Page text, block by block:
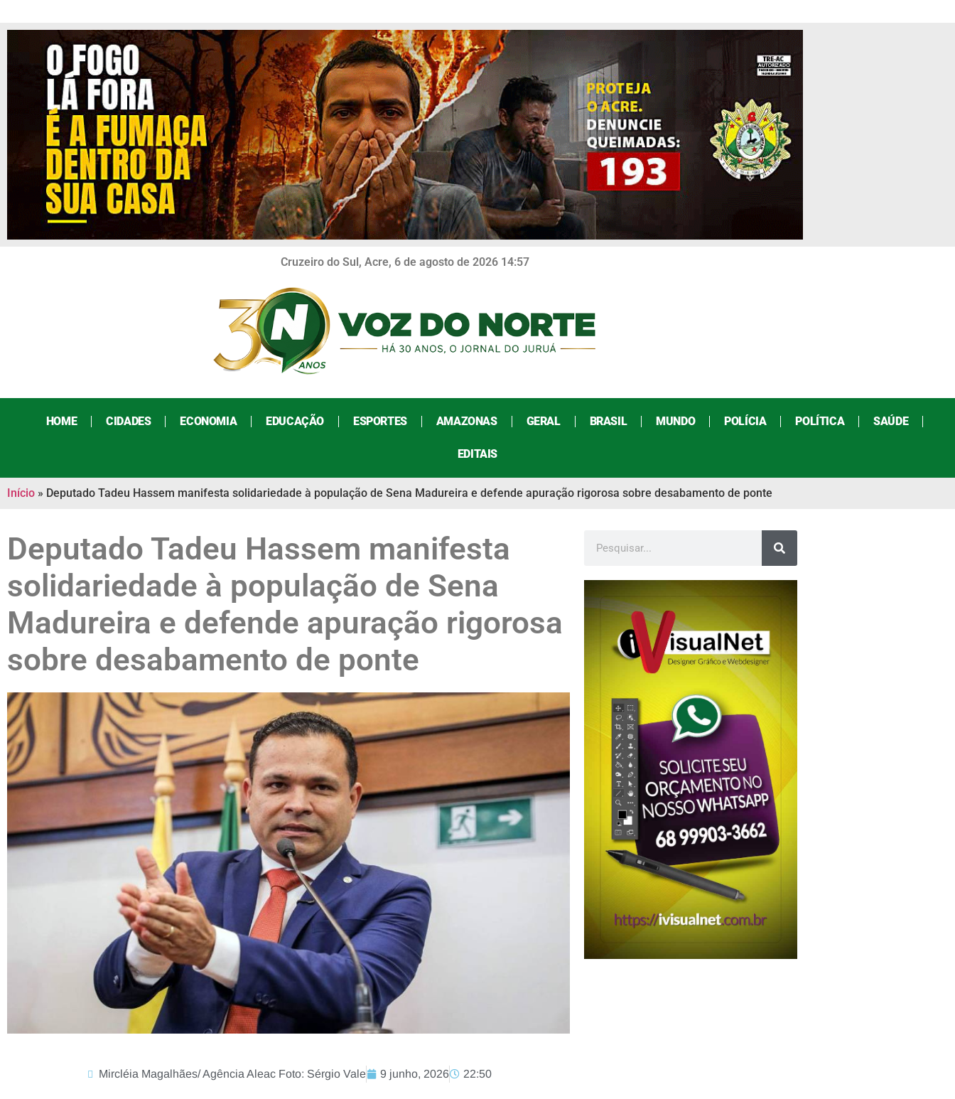
Cruzeiro do Sul, Acre, 6 de agosto de 2026 14:57
HOME CIDADES ECONOMIA EDUCAÇÃO ESPORTES AMAZONAS GERAL BRASIL MUNDO POLÍCIA POLÍTICA SAÚDE
EDITAIS
Início » Deputado Tadeu Hassem manifesta solidariedade à população de Sena Madureira e defende apuração rigorosa sobre desabamento de ponte
Deputado Tadeu Hassem manifesta
solidariedade à população de Sena
Madureira e defende apuração rigorosa
sobre desabamento de ponte
Mircléia Magalhães/ Agência Aleac Foto: Sérgio Vale 9 junho, 2026 22:50